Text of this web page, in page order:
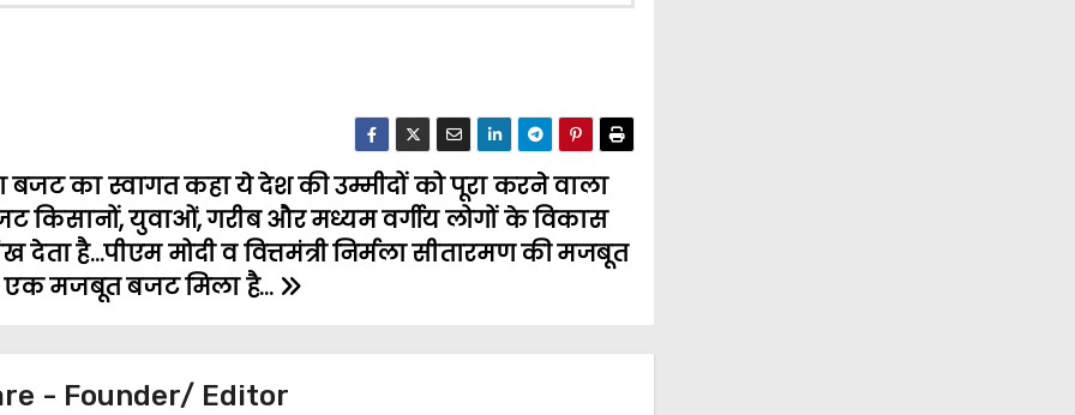
बजट का स्वागत कहा ये देश की उम्मीदों को पूरा करने वाला
किसानों, युवाओं, गरीब और मध्यम वर्गीय लोगों के विकास
है…पीएम मोदी व वित्तमंत्री निर्मला सीतारमण की मजबूत
मजबूत बजट मिला है…
- Founder/ Editor